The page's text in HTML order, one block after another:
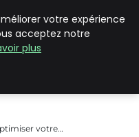
votre…
votre expérience
acceptez notre
plus